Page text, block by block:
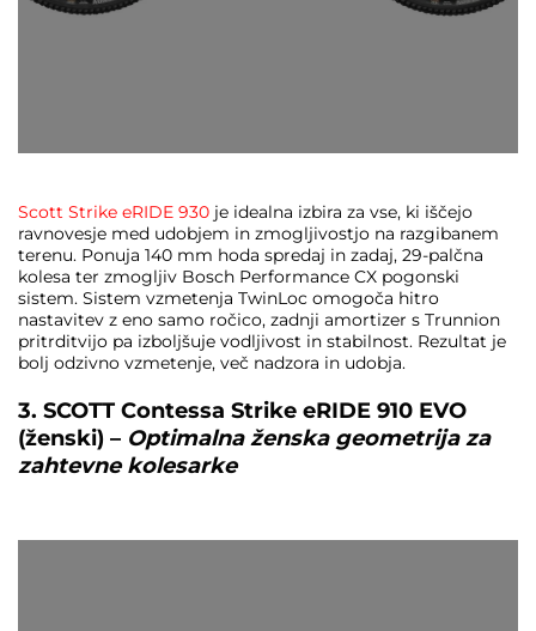
Scott Strike eRIDE 930 je idealna izbira za vse, ki iščejo
ravnovesje med udobjem in zmogljivostjo na razgibanem
terenu. Ponuja 140 mm hoda spredaj in zadaj, 29-palčna
kolesa ter zmogljiv Bosch Performance CX pogonski
sistem. Sistem vzmetenja TwinLoc omogoča hitro
nastavitev z eno samo ročico, zadnji amortizer s Trunnion
pritrditvijo pa izboljšuje vodljivost in stabilnost. Rezultat je
bolj odzivno vzmetenje, več nadzora in udobja.
3. SCOTT Contessa Strike eRIDE 910 EVO
(ženski) – Optimalna ženska geometrija za
zahtevne kolesarke